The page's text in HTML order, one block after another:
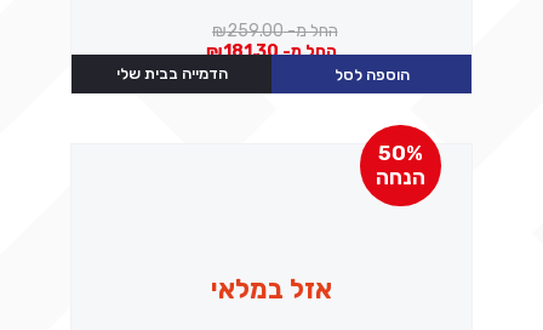
החל מ- ₪259.00
החל מ-
₪181.30
הוספה לסל הדמייה בבית שלי
אזל במלאי
50%
הנחה